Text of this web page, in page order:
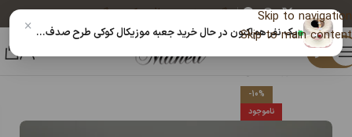
Skip to navigation
Skip to main content
پیگیری خریددریافت کد رهگیری پستی
منو
خانه اکسسوری مانلی ساعت شنی
-10%
ناموجود
یک نفر هم‌اکنون در حال خرید جعبه موزیکال کوکی طرح صدف صورتی + ویدیوی محصول 14030799 است ×